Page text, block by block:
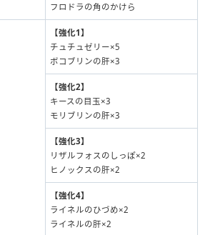
フロドラの角のかけら
【強化1】
チュチュゼリー×5
ボコブリンの肝×3
【強化2】
キースの目玉×3
モリブリンの肝×3
【強化3】
リザルフォスのしっぽ×2
ヒノックスの肝×2
【強化4】
ライネルのひづめ×2
ライネルの肝×2